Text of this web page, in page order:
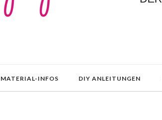
MATERIAL-INFOS DIY ANLEITUNGEN